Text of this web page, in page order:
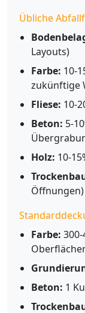
Übliche
Layouts)
Farbe: 10-
zukünftige
Fliese: 10-
Beton: 5-
Holz: 10-
Öffnungen)
Farbe:
Beton: 1